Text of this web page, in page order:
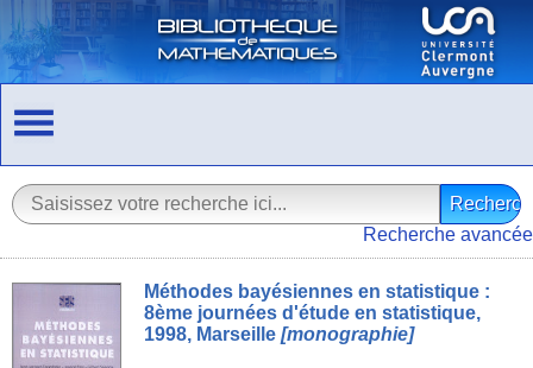
Recherche avancée
Méthodes bayésiennes en statistique :
8ème journées d'étude en statistique,
1998, Marseille [monographie]